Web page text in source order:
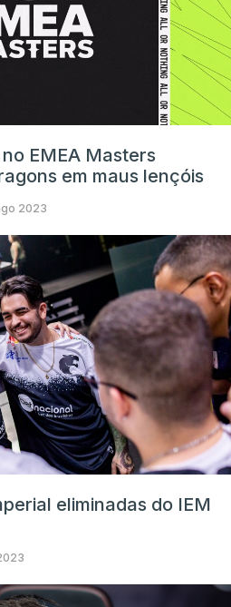
EMEA Masters
em maus lençóis
2023
eliminadas do IEM